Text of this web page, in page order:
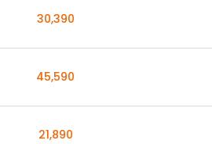
30,390
45,590
21,890